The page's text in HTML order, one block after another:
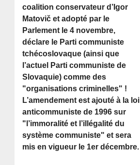
coalition conservateur d’Igor
Matovič et adopté par le
Parlement le 4 novembre,
déclare le Parti communiste
tchécoslovaque (ainsi que
l’actuel Parti communiste de
Slovaquie) comme des
"organisations criminelles" !
L’amendement est ajouté à la loi
anticommuniste de 1996 sur
"l’immoralité et l’illégalité du
système communiste" et sera
mis en vigueur le 1er décembre.